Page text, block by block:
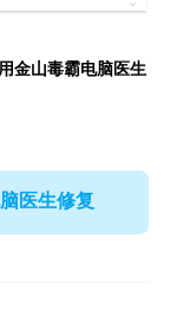
金山毒霸电脑医生
医生修复